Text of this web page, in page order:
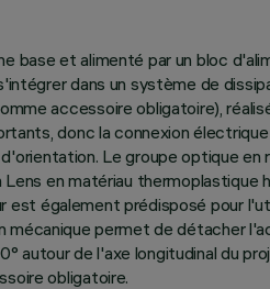
base et alimenté par un bloc
dans un système de
accessoire obligatoire),
donc la connexion
Le groupe optique
en matériau
également prédisposé pour
permet de détacher
de l'axe longitudinal du
obligatoire.